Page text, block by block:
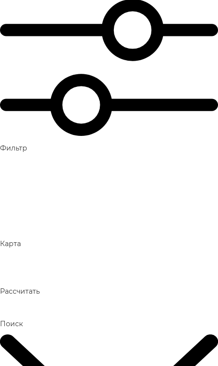
Фильтр
Карта
Рассчитать
Поиск